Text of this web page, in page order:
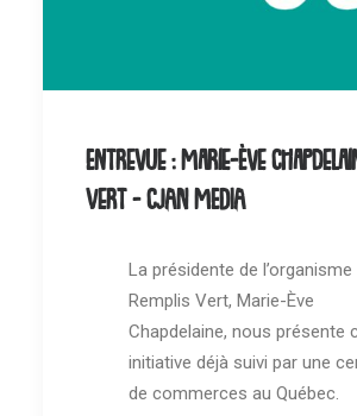
Entrevue : Marie-Ève
Vert - CJAN MEDIA
La présidente de l’organisme
Remplis Vert, Marie-Ève
Chapdelaine, nous présente
initiative déjà suivi par une
de commerces au Québec.